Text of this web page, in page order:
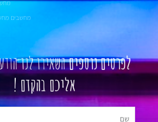
מחשבים
לפרטים נוספיםהשאירו לנו
אליכם בהקדם !